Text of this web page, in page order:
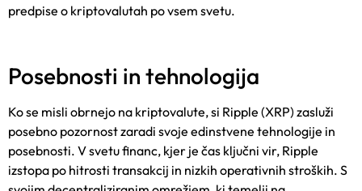
predpise o kriptovalutah po vsem svetu.
Posebnosti in tehnologija
Ko se misli obrnejo na kriptovalute, si Ripple (XRP) zasluži
posebno pozornost zaradi svoje edinstvene tehnologije in
posebnosti. V svetu financ, kjer je čas ključni vir, Ripple
izstopa po hitrosti transakcij in nizkih operativnih stroških. S